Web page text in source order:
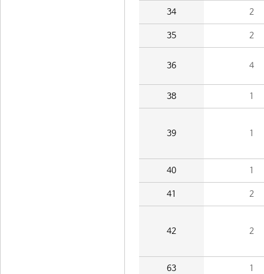
34 2
35 2
36 4
38 1
39 1
40 1
41 2
42 2
63 1